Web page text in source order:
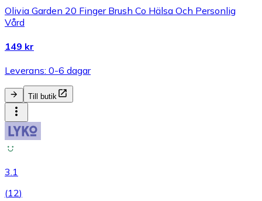
Olivia Garden 20 Finger Brush Co Hälsa Och Personlig
Vård
149 kr
Leverans: 0-6 dagar
Till butik
3.1
(12)